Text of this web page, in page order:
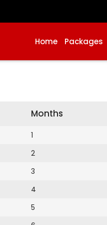
Home Packages
Months
1
2
3
4
5